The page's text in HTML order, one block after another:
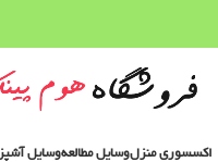
اکسسوری منزلوسایل مطالعهوسایل